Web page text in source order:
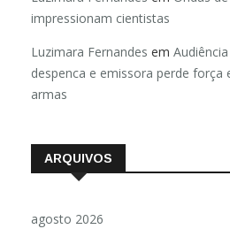
impressionam cientistas
Luzimara Fernandes em
despenca e emissora perde força
armas
ARQUIVOS
agosto 2026